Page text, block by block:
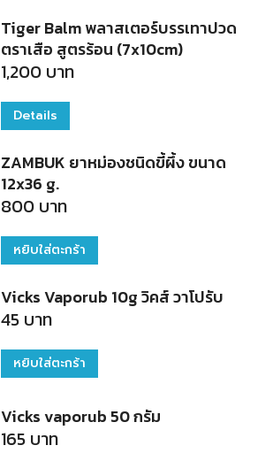
Tiger Balm พลาสเตอร์บรรเทาปวด
ตราเสือ สูตรร้อน (7x10cm)
1,200 บาท
Details
ZAMBUK ยาหม่องชนิดขี้ผึ้ง ขนาด
12x36 g.
800 บาท
หยิบใส่ตะกร้า
Vicks Vaporub 10g วิคส์ วาโปรับ
45 บาท
หยิบใส่ตะกร้า
Vicks vaporub 50 กรัม
165 บาท